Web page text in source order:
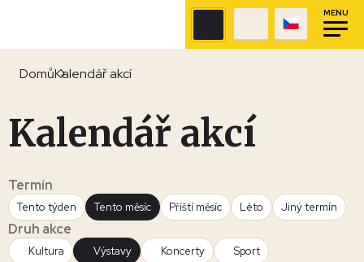
MENU
DomůKalendář akcí
Kalendář akcí
Termín
Tento týden Tento měsíc Příští měsíc Léto Jiný termín
Druh akce
Kultura Výstavy Koncerty
Sport